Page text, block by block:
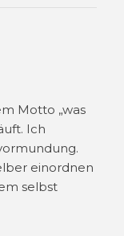
Motto „was
Ich
einordnen
selbst